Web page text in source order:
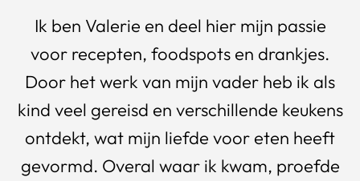
Ik ben Valerie en deel hier mijn passie
voor recepten, foodspots en drankjes.
Door het werk van mijn vader heb ik als
kind veel gereisd en verschillende keukens
ontdekt, wat mijn liefde voor eten heeft
gevormd. Overal waar ik kwam, proefde